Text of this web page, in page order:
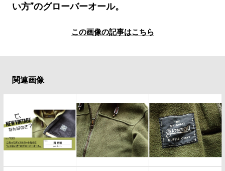
い方”のグローバーオール。
この画像の記事はこちら
関連画像